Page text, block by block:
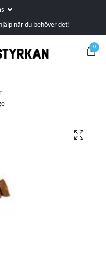
när du behöver det!
0